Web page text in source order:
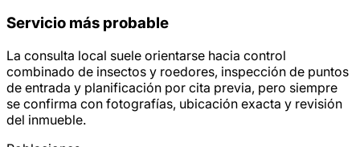
Servicio más probable
La consulta local suele orientarse hacia control
combinado de insectos y roedores, inspección de puntos
de entrada y planificación por cita previa, pero siempre
se confirma con fotografías, ubicación exacta y revisión
del inmueble.